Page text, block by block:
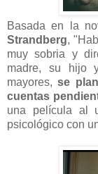
Basada en la
Strandberg,
muy sobria y
madre, su hijo
mayores,se
cuentas
una película al
psicológico con